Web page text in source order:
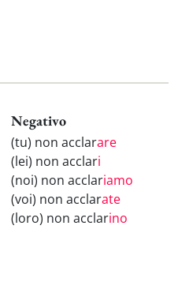
Negativo
(tu) non acclarare
(lei) non acclari
(noi) non acclariamo
(voi) non acclarate
(loro) non acclarino